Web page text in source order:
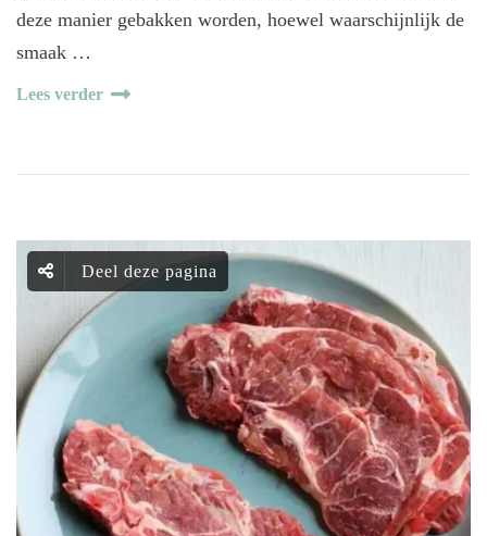
deze manier gebakken worden, hoewel waarschijnlijk de
smaak …
Lees verder
Deel deze pagina